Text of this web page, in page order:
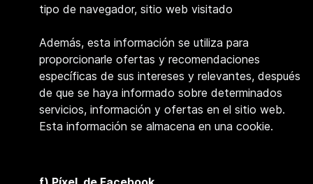
tipo de navegador, sitio web visitado
Además, esta información se utiliza para
proporcionarle ofertas y recomendaciones
específicas de sus intereses y relevantes, después
de que se haya informado sobre determinados
servicios, información y ofertas en el sitio web.
Esta información se almacena en una cookie.